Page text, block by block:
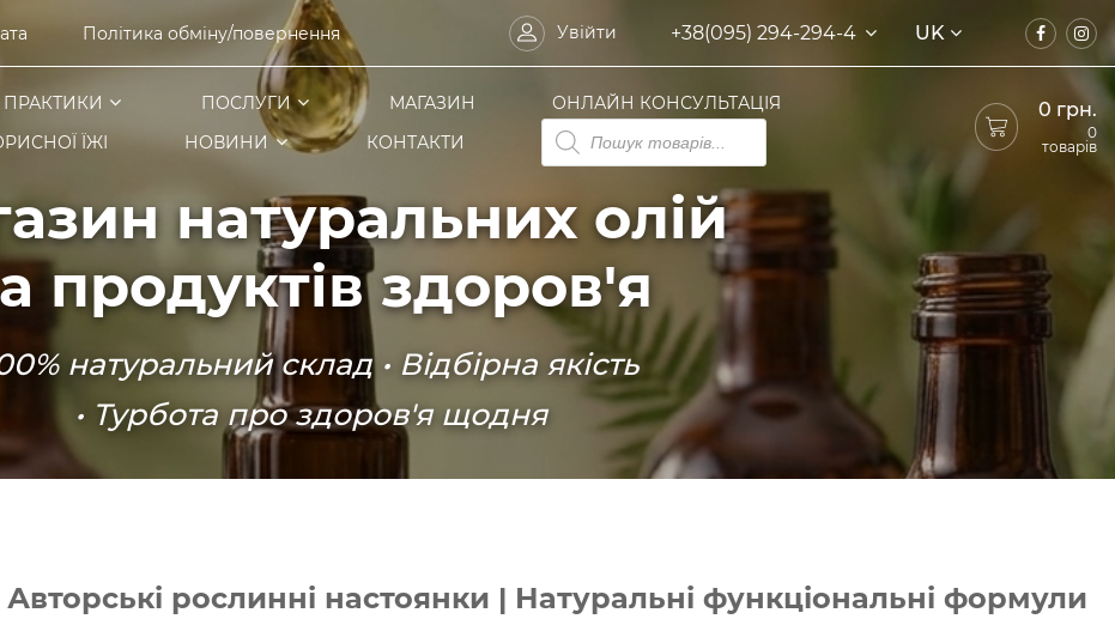
Політика обміну/повернення Увійти +38(095) 294-294-4 UK
ПРАКТИКИ ПОСЛУГИ МАГАЗИН
ОНЛАЙН КОНСУЛЬТАЦІЯ
ЇЖІ
НОВИНИ КОНТАКТИ
Products
search
0 грн.
0
товарів
натуральних олій
продуктів здоров'я
натуральний склад • Відбірна якість
• Турбота про здоров'я щодня
Авторські рослинні настоянки | Натуральні функціональні формули